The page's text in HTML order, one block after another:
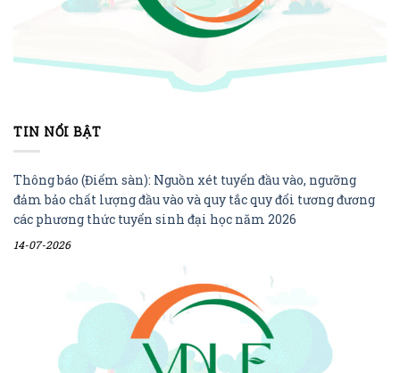
TIN NỔI BẬT
Thông báo (Điểm sàn): Nguồn xét tuyển đầu vào, ngưỡng
đảm bảo chất lượng đầu vào và quy tắc quy đổi tương đương
các phương thức tuyển sinh đại học năm 2026
14-07-2026